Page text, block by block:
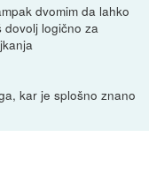
dvomim da lahko
logično za
kar je splošno znano